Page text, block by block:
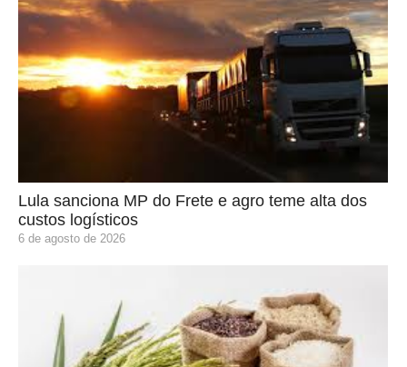
Lula sanciona MP do Frete e agro teme alta dos
custos logísticos
6 de agosto de 2026